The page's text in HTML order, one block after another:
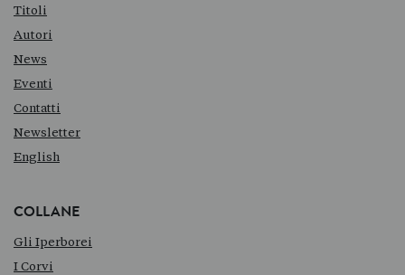
Titoli
Autori
News
Eventi
Contatti
Newsletter
English
COLLANE
Gli Iperborei
I Corvi